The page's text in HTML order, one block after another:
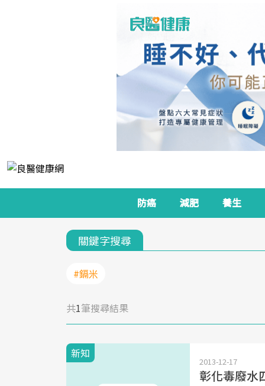
防癌 減肥 養生
關鍵字搜尋
#鎘米
共1筆搜尋結果
新知
2013-12-17
彰化毒廢水